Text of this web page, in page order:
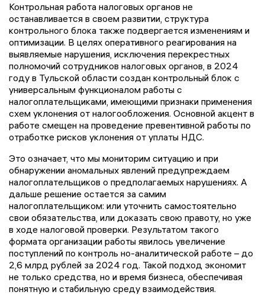
Контрольная работа налоговых органов не
останавливается в своем развитии, структура
контрольного блока также подвергается изменениям и
оптимизации. В целях оперативного реагирования на
выявляемые нарушения, исключения перекрестных
полномочий сотрудников налоговых органов, в 2024
году в Тульской области создан контрольный блок с
универсальным функционалом работы с
налогоплательщиками, имеющими признаки применения
схем уклонения от налогообложения. Основной акцент в
работе смещен на проведение превентивной работы по
отработке рисков уклонения от уплаты НДС.
Это означает, что мы мониторим ситуацию и при
обнаружении аномальных явлений предупреждаем
налогоплательщиков о предполагаемых нарушениях. А
дальше решение остается за самим
налогоплательщиком: или уточнить самостоятельно
свои обязательства, или доказать свою правоту, но уже
в ходе налоговой проверки. Результатом такого
формата организации работы явилось увеличение
поступлений по контроль но-аналитической работе – до
2,6 млрд рублей за 2024 год. Такой подход экономит
не только средства, но и время бизнеса, обеспечивая
понятную и стабильную среду взаимодействия.